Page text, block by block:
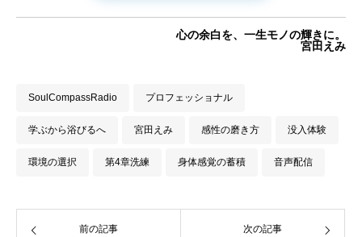
心の余白を、一生モノの輝きに。
宮田えみ
SoulCompassRadio プロフェッショナル
学ぶから浴びるへ 宮田えみ 感性の磨き方 没入体験
環境の選択 第4章洗練 身体感覚の蓄積 音声配信
前の記事 次の記事